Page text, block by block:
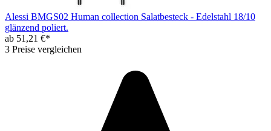
Alessi BMGS02 Human collection Salatbesteck - Edelstahl 18/10
glänzend poliert.
ab 51,21 €*
3 Preise vergleichen